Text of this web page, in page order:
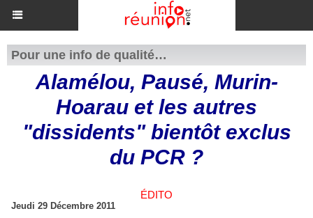
Pour une info de qualité…
Alamélou, Pausé, Murin-
Hoarau et les autres
"dissidents" bientôt exclus
du PCR ?
ÉDITO
Jeudi 29 Décembre 2011